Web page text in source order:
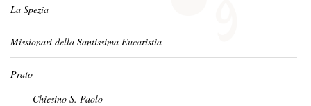
La Spezia
Missionari della Santissima Eucaristia
Prato
Chiesino S. Paolo